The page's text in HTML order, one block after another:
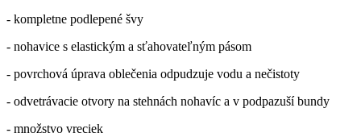
- kompletne podlepené švy
- nohavice s elastickým a sťahovateľným pásom
- povrchová úprava oblečenia odpudzuje vodu a nečistoty
- odvetrávacie otvory na stehnách nohavíc a v podpazuší bundy
- množstvo vreciek